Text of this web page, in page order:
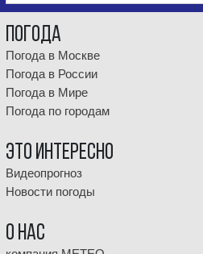
Погода
Погода в Москве
Погода в России
Погода в Мире
Погода по городам
Это интересно
Видеопрогноз
Новости погоды
О НАС